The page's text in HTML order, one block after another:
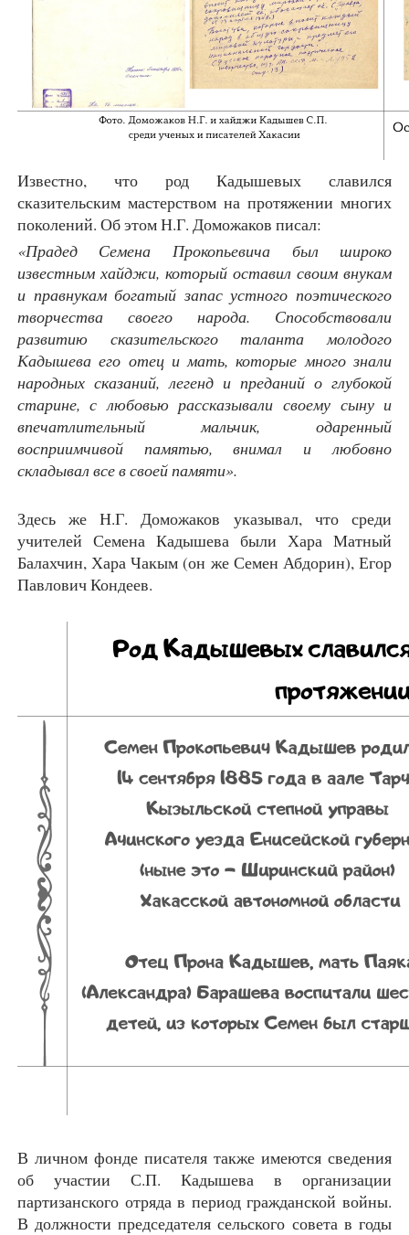
Известно, что род Кадышевых славился
сказительским мастерством на протяжении многих
поколений. Об этом Н.Г. Доможаков писал:
«Прадед Семена Прокопьевича был широко
известным хайджи, который оставил своим внукам
и правнукам богатый запас устного поэтического
творчества своего народа. Способствовали
развитию сказительского таланта молодого
Кадышева его отец и мать, которые много знали
народных сказаний, легенд и преданий о глубокой
старине, с любовью рассказывали своему сыну и
впечатлительный мальчик, одаренный
восприимчивой памятью, внимал и любовно
складывал все в своей памяти».
Здесь же Н.Г. Доможаков указывал, что среди
учителей Семена Кадышева были Хара Матный
Балахчин, Хара Чакым (он же Семен Абдорин), Егор
Павлович Кондеев.
В личном фонде писателя также имеются сведения
об участии С.П. Кадышева в организации
партизанского отряда в период гражданской войны.
В должности председателя сельского совета в годы